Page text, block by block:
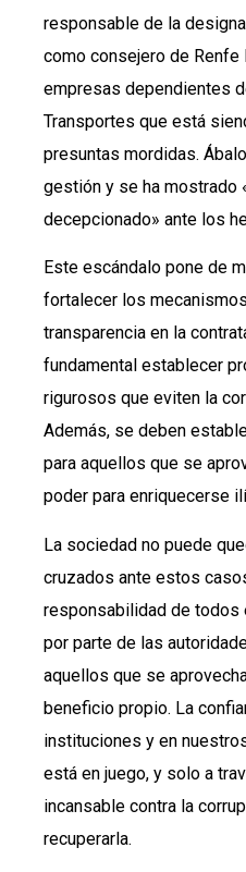
responsable de la
como consejero de Renfe
empresas dependientes
Transportes que está
presuntas mordidas.
gestión y se ha mostrado
decepcionado» ante los
Este escándalo pone de
fortalecer los
transparencia en la
fundamental establecer
rigurosos que eviten la
Además, se deben
para aquellos que se
poder para enriquecerse
La sociedad no puede
cruzados ante estos
responsabilidad de todos
por parte de las
aquellos que se
beneficio propio. La
instituciones y en
está en juego, y solo a
incansable contra la
recuperarla.